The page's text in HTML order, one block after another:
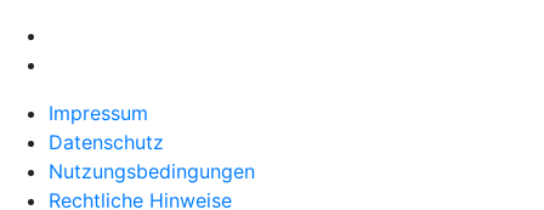
Impressum
Datenschutz
Nutzungsbedingungen
Rechtliche Hinweise